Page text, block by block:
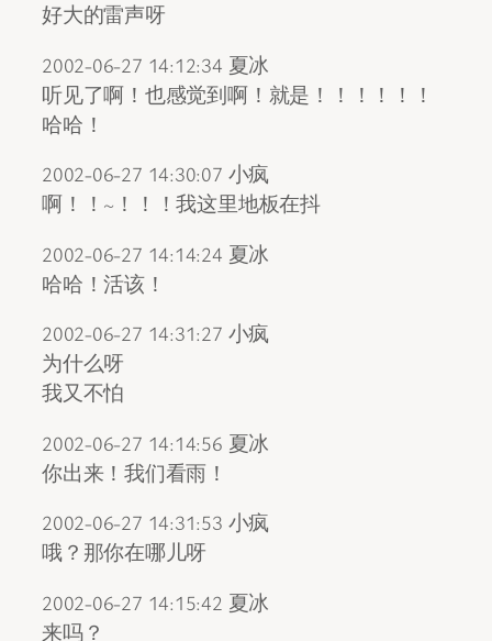
好大的雷声呀
2002-06-27 14:12:34 夏冰
听见了啊！也感觉到啊！就是！！！！！！
哈哈！
2002-06-27 14:30:07 小疯
啊！！~！！！我这里地板在抖
2002-06-27 14:14:24 夏冰
哈哈！活该！
2002-06-27 14:31:27 小疯
为什么呀
我又不怕
2002-06-27 14:14:56 夏冰
你出来！我们看雨！
2002-06-27 14:31:53 小疯
哦？那你在哪儿呀
2002-06-27 14:15:42 夏冰
来吗？